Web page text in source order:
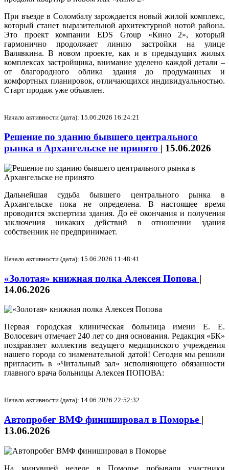
При въезде в Соломбалу зарождается новый жилой комплекс,
который станет выразительной архитектурной нотой района.
Это проект компании EDS Group «Кино 2», который
гармонично продолжает линию застройки на улице
Валявкина. В новом проекте, как и в предыдущих жилых
комплексах застройщика, внимание уделено каждой детали –
от благородного облика здания до продуманных и
комфортных планировок, отличающихся индивидуальностью.
Старт продаж уже объявлен.
Начало активности (дата): 15.06.2026 16:24:21
Решение по зданию бывшего центрального
рынка в Архангельске не принято | 15.06.2026
Дальнейшая судьба бывшего центрального рынка в
Архангельске пока не определена. В настоящее время
проводится экспертиза здания. До её окончания и получения
заключения никаких действий в отношении здания
собственник не предпринимает.
Начало активности (дата): 15.06.2026 11:48:41
«Золотая» книжная полка Алексея Попова |
14.06.2026
Первая городская клиническая больница имени Е. Е.
Волосевич отмечает 240 лет со дня основания. Редакция «БК»
поздравляет коллектив ведущего медицинского учреждения
нашего города со знаменательной датой! Сегодня мы решили
пригласить в «Читальный зал» исполняющего обязанности
главного врача больницы Алексея ПОПОВА:
Начало активности (дата): 14.06.2026 22:52:32
Автопробег ВМФ финишировал в Поморье |
13.06.2026
На минувшей неделе в Поморье побывали участники